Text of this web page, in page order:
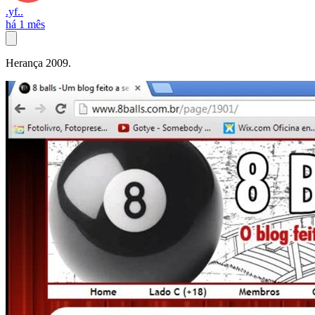
.yf..
há 1 mês
Herança 2009.